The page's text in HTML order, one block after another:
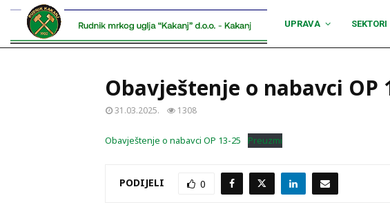
UPRAVA SEKTORI
Obavještenje o nabavci
31.03.2025. 1308
Obavještenje o nabavci OP 13-25 Preuzmi
PODIJELI 0